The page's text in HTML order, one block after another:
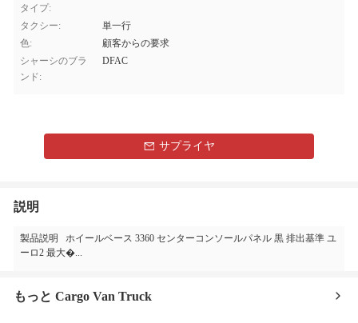
タイプ:
タクシー:
単一行
色:
顧客からの要求
シャーシのブラ
ンド:
DFAC
サプライヤ
説明
製品説明 ホイールベース 3360 センターコンソールパネル 黒 排出基準 ユ
ーロ2 最大�...
もっと Cargo Van Truck